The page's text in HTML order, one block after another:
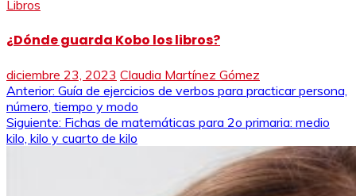
Libros
¿Dónde guarda Kobo los libros?
diciembre 23, 2023 Claudia Martínez Gómez
Navegación
de
entradas
Anterior: Guía de ejercicios de verbos para practicar persona,
número, tiempo y modo
Siguiente: Fichas de matemáticas para 2o primaria: medio
kilo, kilo y cuarto de kilo